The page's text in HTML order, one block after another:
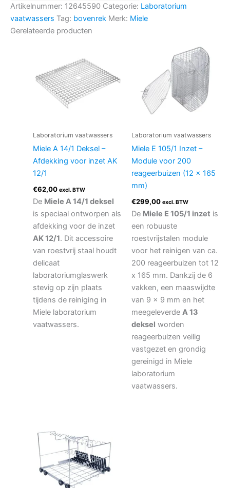
Artikelnummer: 12645590 Categorie: Laboratorium
vaatwassers Tag: bovenrek Merk: Miele
Gerelateerde producten
Laboratorium vaatwassers
Miele A 14/1 Deksel –
Afdekking voor inzet AK
12/1
€62,00 excl. BTW
De Miele A 14/1 deksel
is speciaal ontworpen als
afdekking voor de inzet
AK 12/1. Dit accessoire
van roestvrij staal houdt
delicaat
laboratoriumglaswerk
stevig op zijn plaats
tijdens de reiniging in
Miele laboratorium
vaatwassers.
Laboratorium vaatwassers
Miele E 105/1 Inzet –
Module voor 200
reageerbuizen (12 x 165
mm)
€299,00 excl. BTW
De Miele E 105/1 inzet is
een robuuste
roestvrijstalen module
voor het reinigen van ca.
200 reageerbuizen tot 12
x 165 mm. Dankzij de 6
vakken, een maaswijdte
van 9 x 9 mm en het
meegeleverde A 13
deksel worden
reageerbuizen veilig
vastgezet en grondig
gereinigd in Miele
laboratorium
vaatwassers.